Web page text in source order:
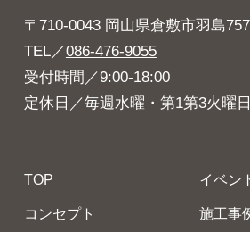
Privacy Policy
〒710-0043 岡山県倉敷市羽島
TEL／086-476-9055
受付時間／9:00-18:00
定休日／毎週水曜・第1第3火曜日
TOP イベン
コンセプト 施工事